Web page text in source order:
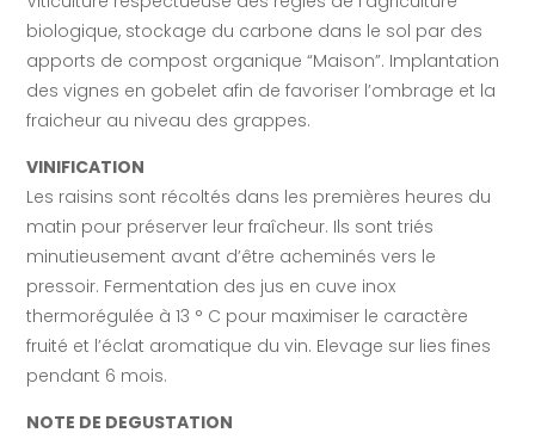
biologique, stockage du carbone dans le sol par des
apports de compost organique “Maison”. Implantation
des vignes en gobelet afin de favoriser l’ombrage et la
fraicheur au niveau des grappes.
VINIFICATION
Les raisins sont récoltés dans les premières heures du
matin pour préserver leur fraîcheur. Ils sont triés
minutieusement avant d’être acheminés vers le
pressoir. Fermentation des jus en cuve inox
thermorégulée à 13 ° C pour maximiser le caractère
fruité et l’éclat aromatique du vin. Elevage sur lies fines
pendant 6 mois.
NOTE DE DEGUSTATION